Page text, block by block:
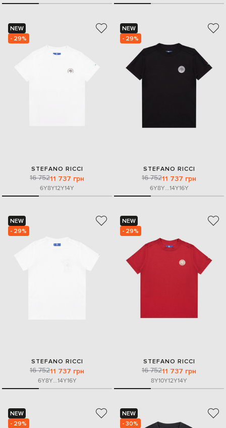
NEW
- 29%
STEFANO RICCI
16 75211 737 грн
6Y8Y12Y14Y
NEW
- 29%
STEFANO RICCI
16 75211 737 грн
6Y8Y...14Y16Y
NEW
- 29%
STEFANO RICCI
16 75211 737 грн
6Y8Y...14Y16Y
NEW
- 29%
STEFANO RICCI
16 75211 737 грн
8Y10Y12Y14Y
NEW
- 29%
NEW
- 30%